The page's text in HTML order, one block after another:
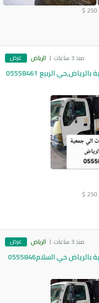
250
$
منذ 3 ساعات الرياض عرض
دينا توصيل اثاث الى جمعية خيرية بالرياض,حي الربيع 05558461
250
$
منذ 3 ساعات الرياض عرض
دينا توصيل اثاث الى جمعية خيرية بالرياض حي السلام0555846